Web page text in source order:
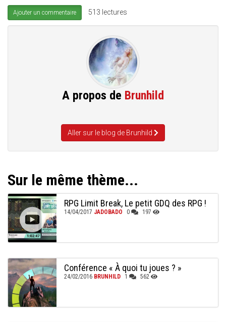
Ajouter un commentaire 513 lectures
A propos de Brunhild
Aller sur le blog de Brunhild
Sur le même thème...
RPG Limit Break, Le petit GDQ des RPG !
14/04/2017 JADOBADO 0 197
Conférence « À quoi tu joues ? »
24/02/2016 BRUNHILD 1 562